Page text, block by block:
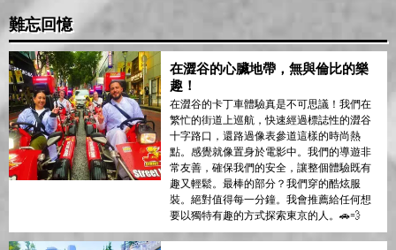
難忘回憶
在澀谷的心臟地帶，無與倫比的樂
趣！
在澀谷的卡丁車體驗真是不可思議！我們在
繁忙的街道上巡航，快速經過標誌性的澀谷
十字路口，還路過像表參道這樣的時尚熱
點。感覺就像置身於電影中。我們的導遊非
常友善，確保我們的安全，讓整個體驗既有
趣又輕鬆。最棒的部分？我們穿的酷炫服
裝。絕對值得每一分鐘。我會推薦給任何想
要以獨特有趣的方式探索東京的人。🚗💨